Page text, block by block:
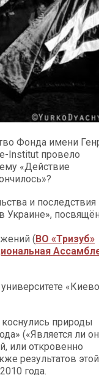
Фонда имени
Institut провело
«Действие
и последствия
Украине»,
(ВО «Тризуб»
природы
(«Является ли
или откровенно
результатов этой
года.